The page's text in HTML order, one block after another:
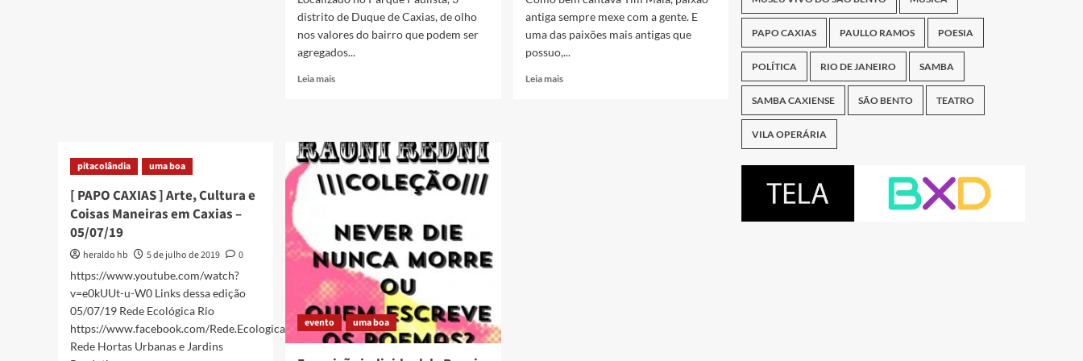
–
12/07/19
distrito de Duque de Caxias, de olho
nos valores do bairro que podem ser
agregados...
Leia maisRead
Colégio
Padre
Anchieta
recebe
Social
antiga sempre mexe com a gente. E
uma das paixões mais antigas que
possuo,...
Leia maisRead
pitacolândia uma boa
[ PAPO CAXIAS ] Arte, Cultura e
Coisas Maneiras em Caxias –
05/07/19
heraldo hb 5 de julho de 2019
0
https://www.youtube.com/watch?
v=e0kUUt-u-W0 Links dessa edição
05/07/19 Rede Ecológica Rio
https://www.facebook.com/Rede.Ecologica/
Rede Hortas Urbanas e Jardins
evento uma boa
PAPO CAXIAS PAULLO RAMOS POESIA
POLÍTICA RIO DE JANEIRO SAMBA
SAMBA CAXIENSE SÃO BENTO TEATRO
VILA OPERÁRIA